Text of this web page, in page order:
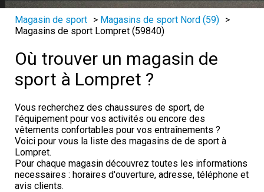
Magasin de sport > Magasins de sport Nord (59) >
Magasins de sport Lompret (59840)
Où trouver un magasin de
sport à Lompret ?
Vous recherchez des chaussures de sport, de
l'équipement pour vos activités ou encore des
vêtements confortables pour vos entraînements ?
Voici pour vous la liste des magasins de de sport à
Lompret.
Pour chaque magasin découvrez toutes les informations
necessaires : horaires d'ouverture, adresse, téléphone et
avis clients.